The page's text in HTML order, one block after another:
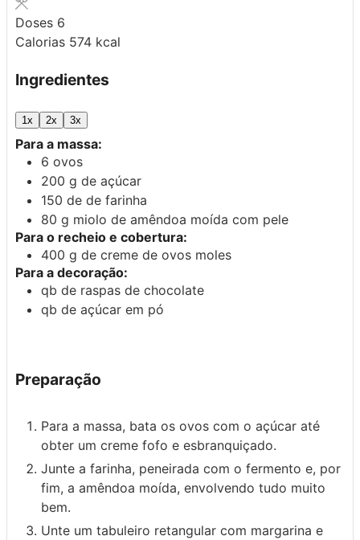
Doses 6
Calorias 574 kcal
Ingredientes
1x 2x 3x
Para a massa:
6 ovos
200 g de açúcar
150 de de farinha
80 g miolo de amêndoa moída com pele
Para o recheio e cobertura:
400 g de creme de ovos moles
Para a decoração:
qb de raspas de chocolate
qb de açúcar em pó
Preparação
Para a massa, bata os ovos com o açúcar até
obter um creme fofo e esbranquiçado.
Junte a farinha, peneirada com o fermento e, por
fim, a amêndoa moída, envolvendo tudo muito
bem.
Unte um tabuleiro retangular com margarina e